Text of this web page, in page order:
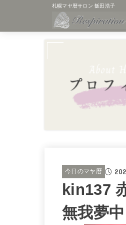
札幌マヤ暦サロン 飯田浩子
今日のマヤ暦
kin137
無我夢